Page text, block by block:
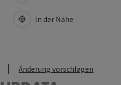
In der Nähe
Änderung vorschlagen